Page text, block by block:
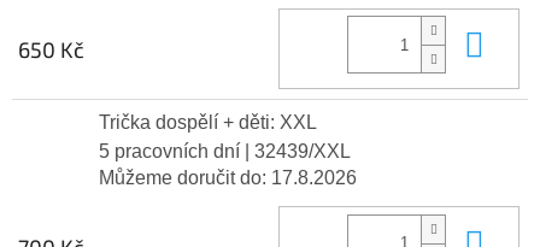
650 Kč
Trička dospělí + děti: XXL
5 pracovních dní
| 32439/XXL
Můžeme doručit do: 17.8.2026